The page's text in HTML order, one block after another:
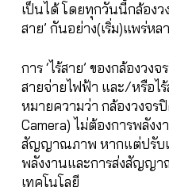
เป็นได้ โดยทุกวันนี้กล้องว
สาย’ กันอย่าง(เริ่ม)แพร่หล
การ ‘ไร้สาย’ ของกล้องว
สายจ่ายไฟฟ้า และ/หรือ
หมายความว่า กล้องวงจร
Camera) ไม่ต้องการพลัง
สัญญาณภาพ หากแต่ปรับ
พลังงานและการส่งสัญญ
เทคโนโลยี